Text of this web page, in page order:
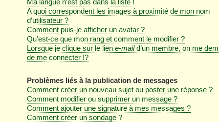
Ma langue n’est pas dans la liste !
A quoi correspondent les images à proximité de mon nom
d’utilisateur ?
Comment puis-je afficher un avatar ?
Qu’est-ce que mon rang et comment le modifier ?
Lorsque je clique sur le lien e-maild’un membre, on me
de me connecter !?
Problèmes liés à la publication de messages
Comment créer un nouveau sujet ou poster une réponse ?
Comment modifier ou supprimer un message ?
Comment ajouter une signature à mes messages ?
Comment créer un sondage ?